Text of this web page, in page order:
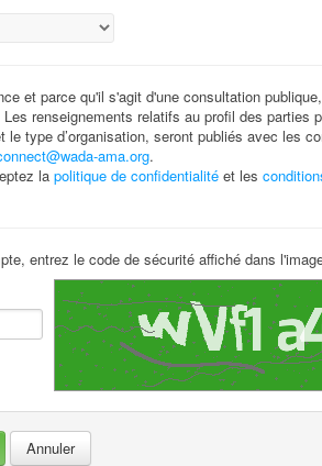
et parce qu'il s'agit d'une consultation
renseignements relatifs au profil des parties
le type d’organisation, seront publiés avec les
ama.org.
la politique de confidentialité et les
entrez le code de sécurité affiché dans
Annuler